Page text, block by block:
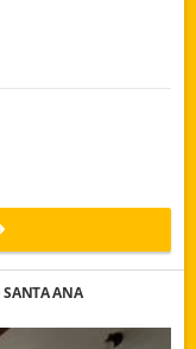
SANTA ANA